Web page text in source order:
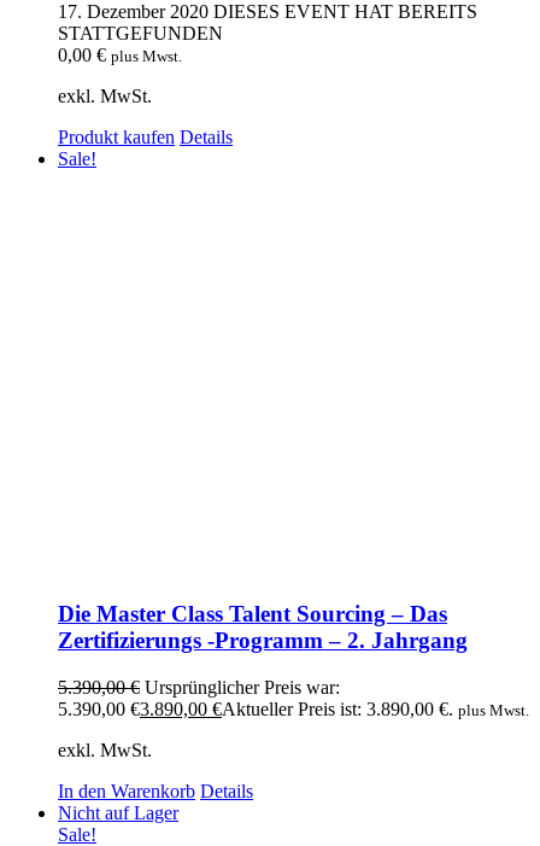
17. Dezember 2020 DIESES EVENT HAT BEREITS
STATTGEFUNDEN
0,00 € plus Mwst.
exkl. MwSt.
Produkt kaufen Details
Sale!
Die Master Class Talent Sourcing – Das
Zertifizierungs -Programm – 2. Jahrgang
5.390,00€ Ursprünglicher Preis war:
5.390,00 €3.890,00 €Aktueller Preis ist: 3.890,00 €. plus Mwst.
exkl. MwSt.
In den Warenkorb Details
Nicht auf Lager
Sale!